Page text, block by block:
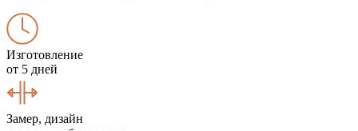
Изготовление
от 5 дней
Замер, дизайн